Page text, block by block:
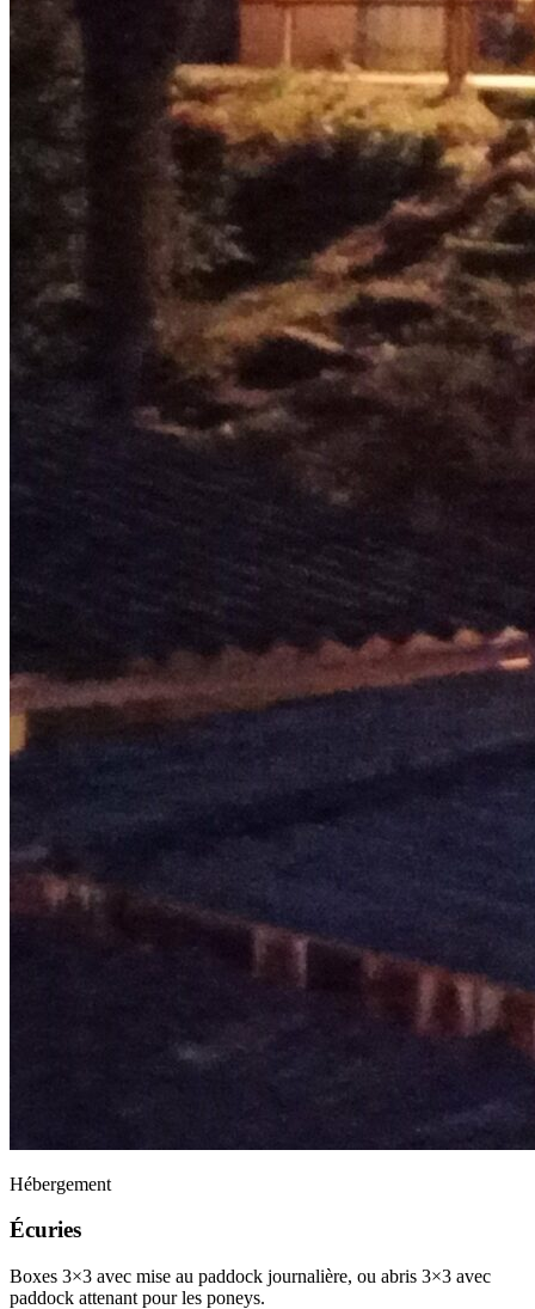
Hébergement
Écuries
Boxes 3×3 avec mise au paddock journalière, ou abris 3×3 avec
paddock attenant pour les poneys.